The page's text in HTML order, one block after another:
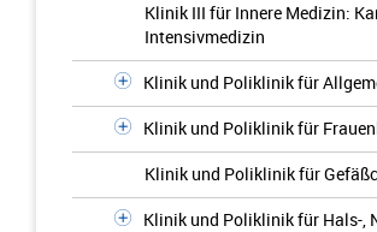
Klinik III für Innere Medizin:
Intensivmedizin
Klinik und Poliklinik für
Klinik und Poliklinik für
Klinik und Poliklinik für
Klinik und Poliklinik für Hals-,